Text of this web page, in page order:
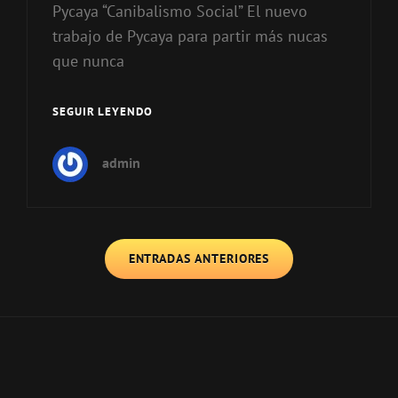
Pycaya “Canibalismo Social” El nuevo
trabajo de Pycaya para partir más nucas
que nunca
SEGUIR LEYENDO
admin
Navegación
ENTRADAS ANTERIORES